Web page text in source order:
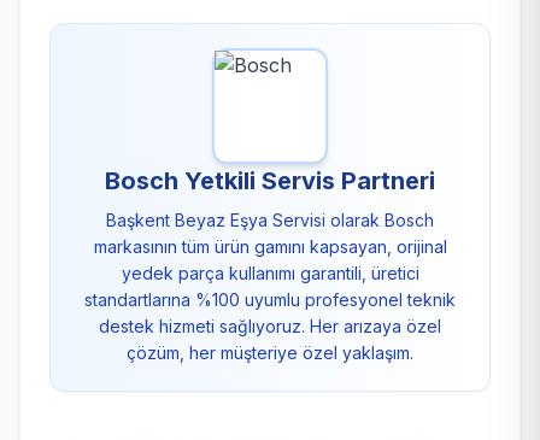
Bosch Yetkili Servis Partneri
Başkent Beyaz Eşya Servisi olarak Bosch
markasının tüm ürün gamını kapsayan, orijinal
yedek parça kullanımı garantili, üretici
standartlarına %100 uyumlu profesyonel teknik
destek hizmeti sağlıyoruz. Her arızaya özel
çözüm, her müşteriye özel yaklaşım.